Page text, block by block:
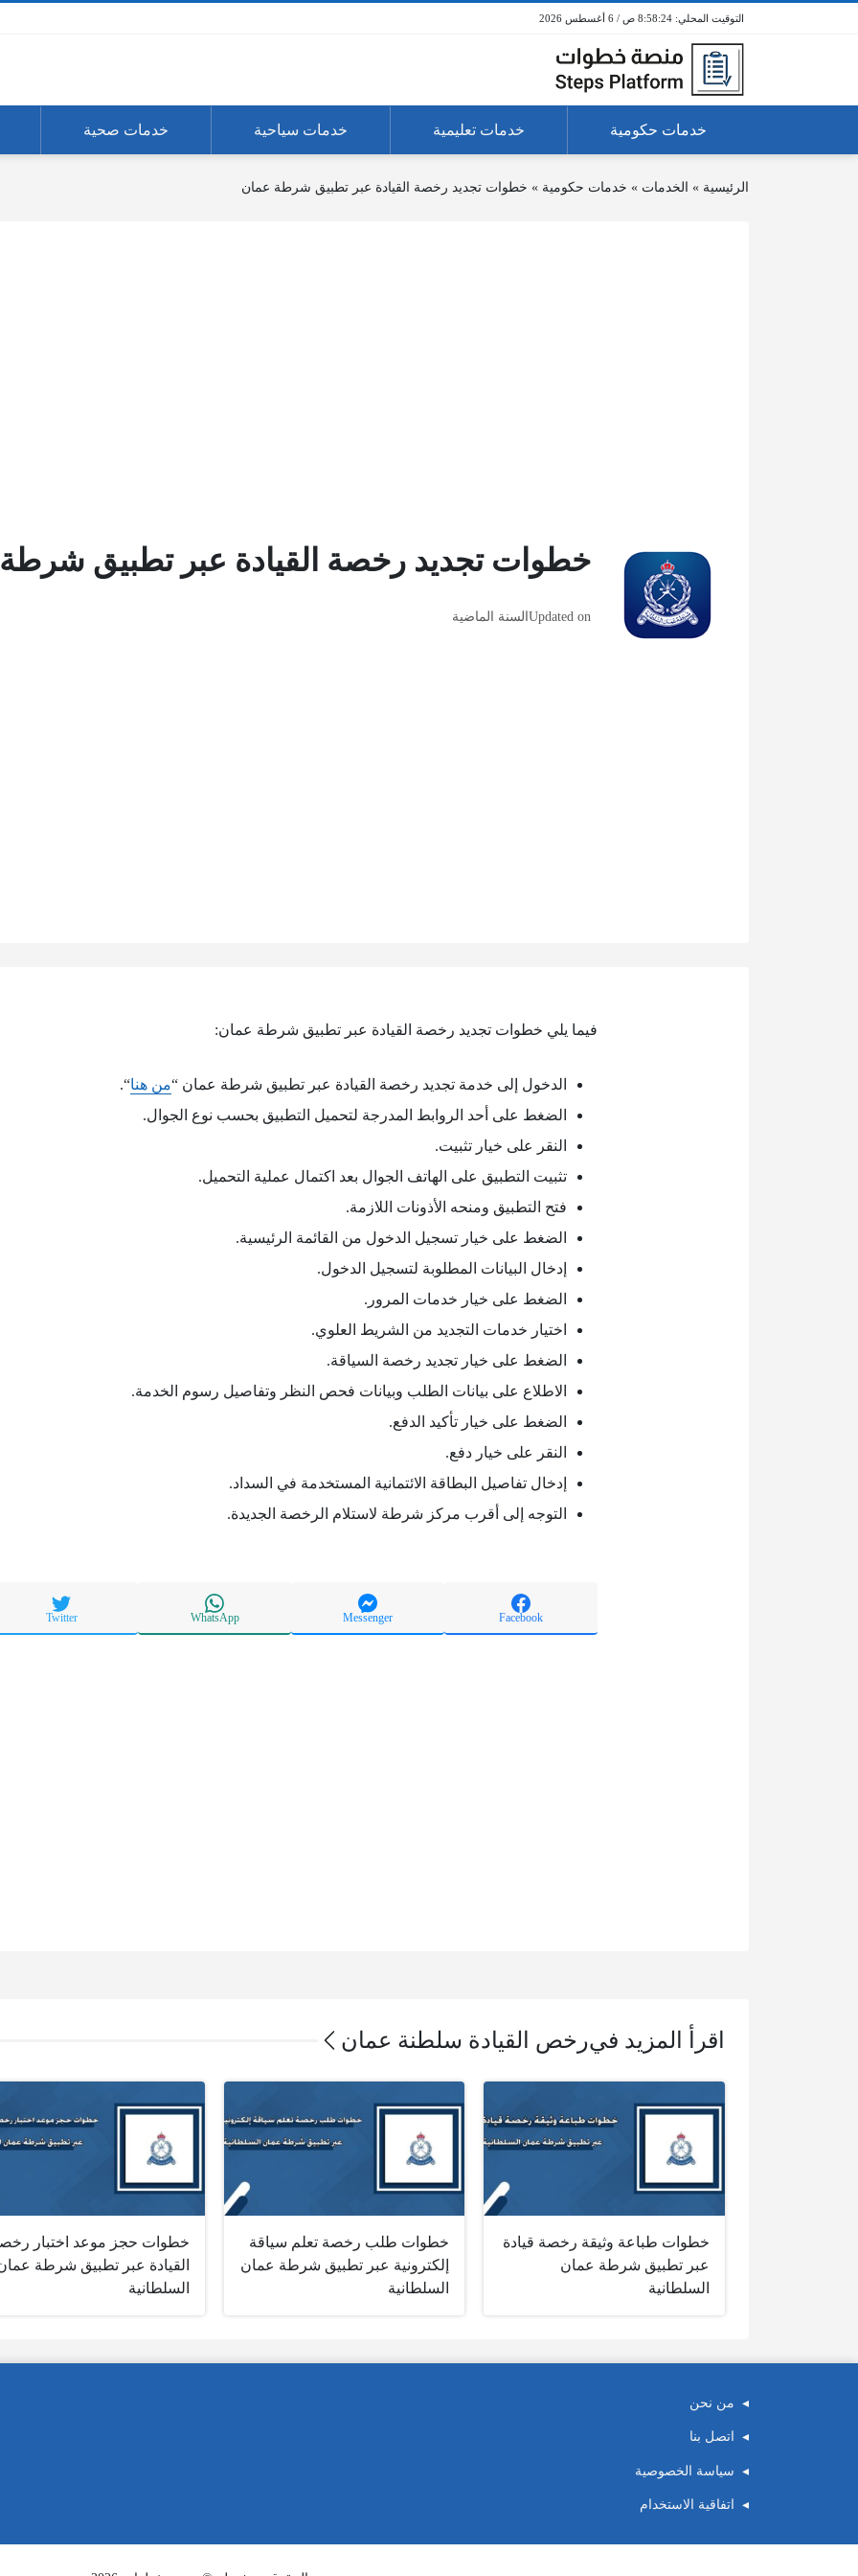
8:58:24 ص / 6 أغسطس 2026
خدمات حكومية خدمات تعليمية خدمات سياحية خدمات صحية
الرئيسية » الخدمات » خدمات حكومية » خطوات تجديد رخصة القيادة عبر تطبيق شرطة عمان
خطوات تجديد رخصة القيادة عبر تطبيق
Updated onالسنة الماضية
فيما يلي خطوات تجديد رخصة القيادة عبر تطبيق شرطة عمان:
الدخول إلى خدمة تجديد رخصة القيادة عبر تطبيق شرطة عمان “من هنا“.
الضغط على أحد الروابط المدرجة لتحميل التطبيق بحسب نوع الجوال.
النقر على خيار تثبيت.
تثبيت التطبيق على الهاتف الجوال بعد اكتمال عملية التحميل.
فتح التطبيق ومنحه الأذونات اللازمة.
الضغط على خيار تسجيل الدخول من القائمة الرئيسية.
إدخال البيانات المطلوبة لتسجيل الدخول.
الضغط على خيار خدمات المرور.
اختيار خدمات التجديد من الشريط العلوي.
الضغط على خيار تجديد رخصة السياقة.
الاطلاع على بيانات الطلب وبيانات فحص النظر وتفاصيل رسوم الخدمة.
الضغط على خيار تأكيد الدفع.
النقر على خيار دفع.
إدخال تفاصيل البطاقة الائتمانية المستخدمة في السداد.
التوجه إلى أقرب مركز شرطة لاستلام الرخصة الجديدة.
Facebook
Messenger
WhatsApp
Twitter
اقرأ المزيد فيرخص القيادة سلطنة عمان
خطوات طباعة وثيقة رخصة قيادة
عبر تطبيق شرطة عمان
السلطانية
خطوات طلب رخصة تعلم سياقة
إلكترونية عبر تطبيق شرطة عمان
السلطانية
خطوات حجز موعد اختبار
القيادة عبر تطبيق شرطة
السلطانية
من نحن
اتصل بنا
سياسة الخصوصية
اتفاقية الاستخدام